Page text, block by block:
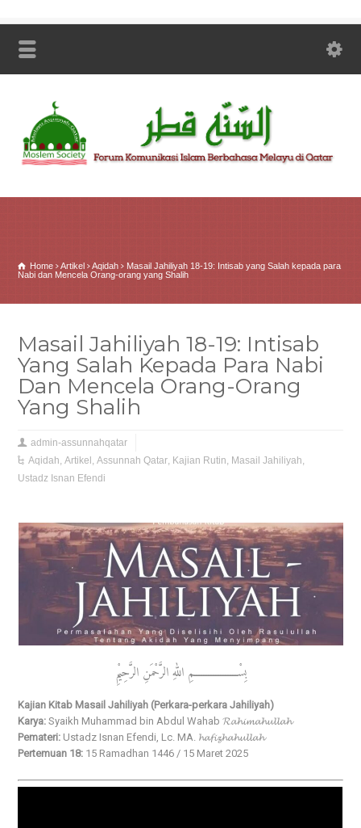
Home Artikel Aqidah
Masail Jahiliyah 18-19: Intisab yang Salah kepada para
Nabi dan Mencela Orang-orang yang Shalih
Masail Jahiliyah 18-19: Intisab
Yang Salah Kepada Para Nabi
Dan Mencela Orang-Orang
Yang Shalih
admin-assunnahqatar
Aqidah ,Artikel ,Assunnah Qatar Kajian Rutin Masail Jahiliyah
Ustadz Isnan Efendi
بِسْــــــــــــــــــمِ اللهِ الرَّحْمَنِ الرَّحِيْمِ
Kajian Kitab Masail Jahiliyah (Perkara-perkara Jahiliyah)
Karya:Syaikh Muhammad bin Abdul Wahab 𝓡𝓪𝓱𝓲𝓶𝓪𝓱𝓾𝓵𝓵𝓪𝓱
Pemateri: Ustadz Isnan Efendi, Lc. MA. 𝓱𝓪𝓯𝓲𝔃𝓱𝓪𝓱𝓾𝓵𝓵𝓪𝓱
Pertemuan 18: 15 Ramadhan 1446 / 15 Maret 2025